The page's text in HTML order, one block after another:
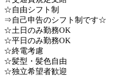
☆自由シフト制
⇒自己申告のシフト制です☆
☆土日のみ勤務OK
☆平日のみ勤務OK
☆終電考慮
☆髪型・髪色自由
☆独立希望者歓迎